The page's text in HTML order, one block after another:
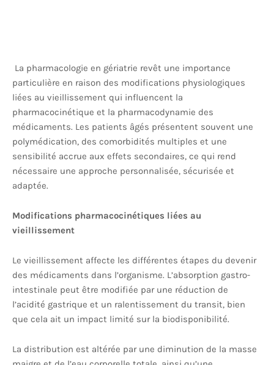
La pharmacologie en gériatrie revêt une importance
particulière en raison des modifications physiologiques
liées au vieillissement qui influencent la
pharmacocinétique et la pharmacodynamie des
médicaments. Les patients âgés présentent souvent une
polymédication, des comorbidités multiples et une
sensibilité accrue aux effets secondaires, ce qui rend
nécessaire une approche personnalisée, sécurisée et
adaptée.
Modifications pharmacocinétiques liées au
vieillissement
Le vieillissement affecte les différentes étapes du devenir
des médicaments dans l’organisme. L’absorption gastro-
intestinale peut être modifiée par une réduction de
l’acidité gastrique et un ralentissement du transit, bien
que cela ait un impact limité sur la biodisponibilité.
La distribution est altérée par une diminution de la masse